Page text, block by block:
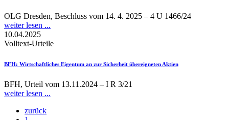
OLG Dresden, Beschluss vom 14. 4. 2025 – 4 U 1466/24
weiter lesen ...
10.04.2025
Volltext-Urteile
BFH: Wirtschaftliches Eigentum an zur Sicherheit übereigneten Aktien
BFH, Urteil vom 13.11.2024 – I R 3/21
weiter lesen ...
zurück